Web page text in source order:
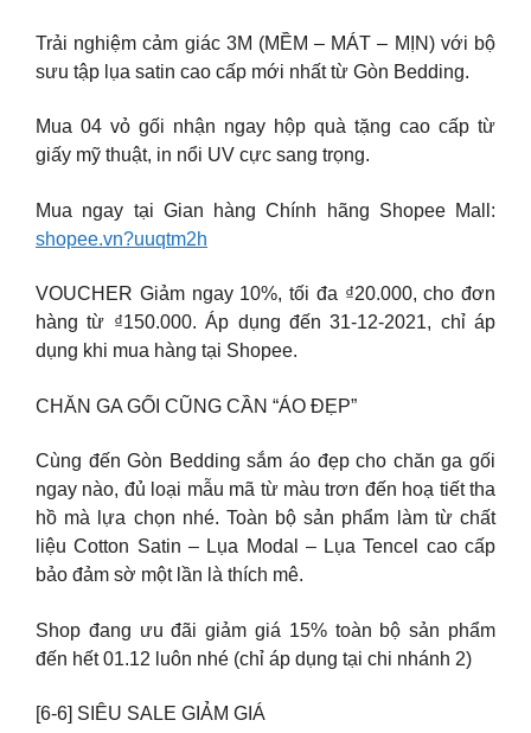
Trải nghiệm cảm giác 3M (MỀM – MÁT – MỊN) với bộ
sưu tập lụa satin cao cấp mới nhất từ Gòn Bedding.
Mua 04 vỏ gối nhận ngay hộp quà tặng cao cấp từ
giấy mỹ thuật, in nổi UV cực sang trọng.
Mua ngay tại Gian hàng Chính hãng Shopee Mall:
shopee.vn?uuqtm2h
VOUCHER Giảm ngay 10%, tối đa ₫20.000, cho đơn
hàng từ ₫150.000. Áp dụng đến 31-12-2021, chỉ áp
dụng khi mua hàng tại Shopee.
CHĂN GA GỐI CŨNG CẦN “ÁO ĐẸP”
Cùng đến Gòn Bedding sắm áo đẹp cho chăn ga gối
ngay nào, đủ loại mẫu mã từ màu trơn đến hoạ tiết tha
hồ mà lựa chọn nhé. Toàn bộ sản phẩm làm từ chất
liệu Cotton Satin – Lụa Modal – Lụa Tencel cao cấp
bảo đảm sờ một lần là thích mê.
Shop đang ưu đãi giảm giá 15% toàn bộ sản phẩm
đến hết 01.12 luôn nhé (chỉ áp dụng tại chi nhánh 2)
[6-6] SIÊU SALE GIẢM GIÁ